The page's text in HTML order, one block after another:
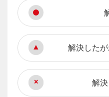
解決した
解